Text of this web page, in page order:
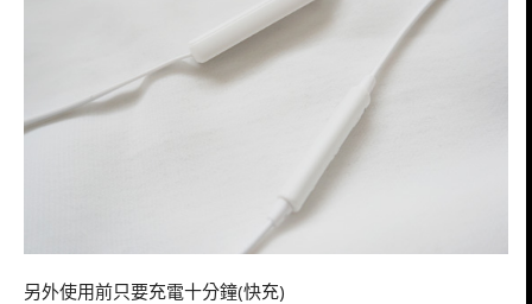
另外使用前只要充電十分鐘(快充)